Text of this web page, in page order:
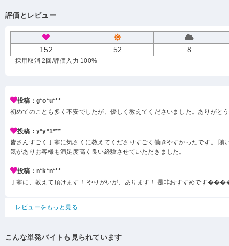
評価とレビュー
152 52 8
採用取消 2回 /評価入力 100%
投稿：g*o*u***
初めてのことも多く不安でしたが、優しく教えてくださいました。ありがと
投稿：y*y*1***
皆さんすごく丁寧に気さくに教えてくださりすごく働きやすかったです。 賄
気がありお客様も満足度高く良い経験させていただきました。
投稿：n*k*n***
丁寧に、教えて頂けます！ やりがいが、あります！ 是非おすすめです
レビューをもっと見る
こんな単発バイトも見られています